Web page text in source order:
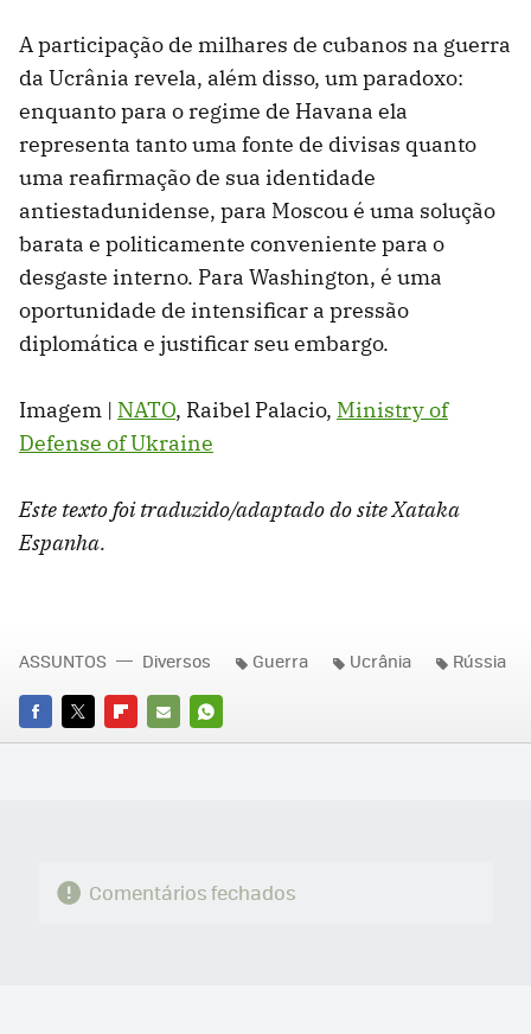
A participação de milhares de cubanos na guerra
da Ucrânia revela, além disso, um paradoxo:
enquanto para o regime de Havana ela
representa tanto uma fonte de divisas quanto
uma reafirmação de sua identidade
antiestadunidense, para Moscou é uma solução
barata e politicamente conveniente para o
desgaste interno. Para Washington, é uma
oportunidade de intensificar a pressão
diplomática e justificar seu embargo.
Imagem | NATO, Raibel Palacio, Ministry of
Defense of Ukraine
Este texto foi traduzido/adaptado do site Xataka
Espanha.
FACEBOOK
TWITTERFLIPBOARD
E-
WHATSAPP
ASSUNTOS Diversos Guerra Ucrânia Rússia
Comentários fechados